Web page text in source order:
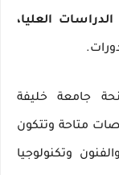
الدراسات العليا،
جامعة خليفة
متاحة وتتكون
وتكنولوجيا